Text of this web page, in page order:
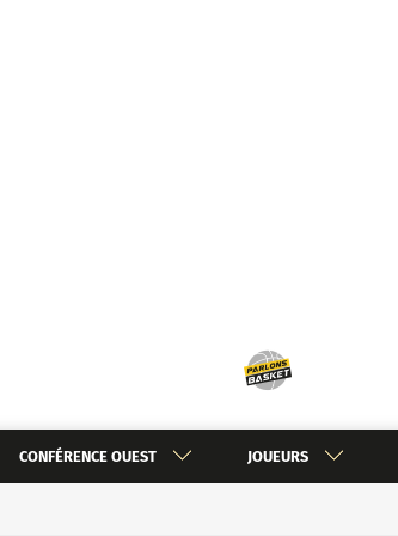
CONFÉRENCE OUEST JOUEURS